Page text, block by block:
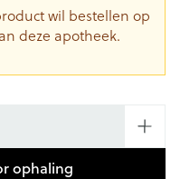
wil bestellen op
deze apotheek.
ophaling